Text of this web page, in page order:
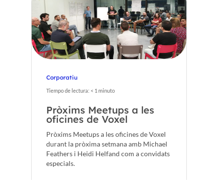
Corporatiu
Tiempo de lectura: < 1 minuto
Pròxims Meetups a les
oficines de Voxel
Pròxims Meetups a les oficines de Voxel
durant la pròxima setmana amb Michael
Feathers i Heidi Helfand com a convidats
especials.